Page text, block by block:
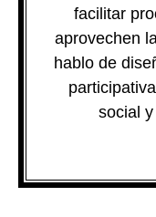
facilitar
aprovechen
hablo de
social